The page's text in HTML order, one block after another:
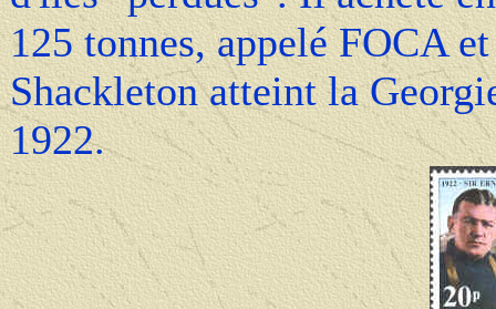
125 tonnes, appelé FOCA
Shackleton atteint la
1922.